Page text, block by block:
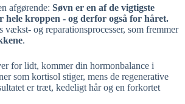
afgørende: Søvn er en af de vigtigste
hele kroppen - og derfor også for håret.
vækst- og reparationsprocesser, som fremmer
.
for lidt, kommer din hormonbalance i
som kortisol stiger, mens de regenerative
er træt, kedeligt hår og en forkortet